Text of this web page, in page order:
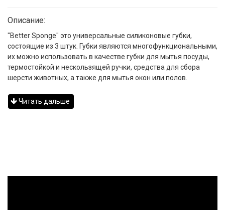
Описание:
"Better Sponge" это универсальные силиконовые губки,
состоящие из 3 штук. Губки являются многофункциональными,
их можно использовать в качестве губки для мытья посуды,
термостойкой и нескользящей ручки, средства для сбора
шерсти животных, а также для мытья окон или полов.
Читать дальше